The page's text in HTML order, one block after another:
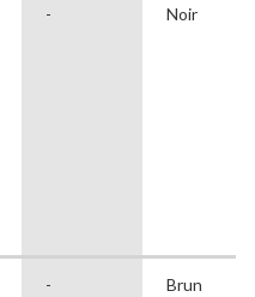
- Noir
- Brun